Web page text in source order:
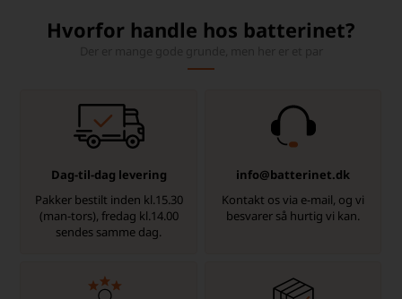
Hvorfor handle hos batterinet?
Dag-til-dag levering
Pakker bestilt inden kl.15.30
(man-tors), fredag kl.14.00
sendes samme dag.
info@batterinet.dk
Kontakt os via e-mail, og vi
besvarer så hurtig vi kan.